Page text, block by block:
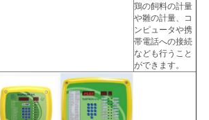
鶏の飼料の計量
や雛の計量、コ
ンピュータや携
帯電話への接続
なども行うこと
ができます。